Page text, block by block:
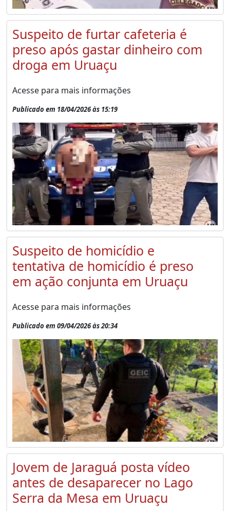
Suspeito de furtar cafeteria é
preso após gastar dinheiro com
droga em Uruaçu
Acesse para mais informações
Publicado em 18/04/2026 às 15:19
Suspeito de homicídio e
tentativa de homicídio é preso
em ação conjunta em Uruaçu
Acesse para mais informações
Publicado em 09/04/2026 às 20:34
Jovem de Jaraguá posta vídeo
antes de desaparecer no Lago
Serra da Mesa em Uruaçu